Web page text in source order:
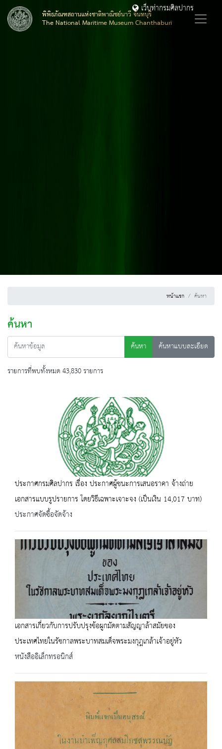
พิพิธภัณฑสถานแห่งชาติพาณิชย์นาวี จันทบุรี
The National Maritime Museum Chanthaburi
เว็บท่ากรมศิลปากร
หน้าแรก ค้นหา
ค้นหา
ค้นหา
ค้นหาแบบละเอียด
รายการที่พบทั้งหมด 43,830 รายการ
ประกาศกรมศิลปากร เรื่อง ประกาศผู้ชนะการเสนอราคา จ้างถ่าย
เอกสารแบบรูปรายการ โดยวิธีเฉพาะเจาะจง (เป็นเงิน 14,017 บาท)
ประกาศจัดซื้อจัดจ้าง
เอกสารเกี่ยวกับการปรับปรุงข้อผูกมัดตามสัญญาล้าสมัยของ
ประเทศไทยในรัชกาลพระบาทสมเด็จพระมงกุฎเกล้าเจ้าอยู่หัว
หนังสืออิเล็กทรอนิกส์